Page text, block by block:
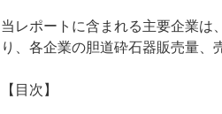
当レポートに含まれる主要企業
り、各企業の胆道砕石器販売量、
【目次】